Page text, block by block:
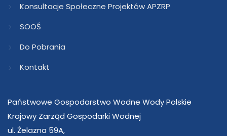
Konsultacje Społeczne Projektów APZRP
SOOŚ
Do Pobrania
Kontakt
Państwowe Gospodarstwo Wodne Wody Polskie
Krajowy Zarząd Gospodarki Wodnej
ul. Żelazna 59A,